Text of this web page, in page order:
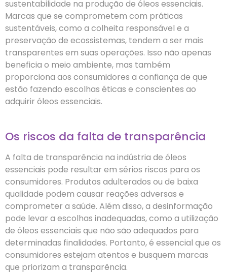
sustentabilidade na produção de óleos essenciais.
Marcas que se comprometem com práticas
sustentáveis, como a colheita responsável e a
preservação de ecossistemas, tendem a ser mais
transparentes em suas operações. Isso não apenas
beneficia o meio ambiente, mas também
proporciona aos consumidores a confiança de que
estão fazendo escolhas éticas e conscientes ao
adquirir óleos essenciais.
Os riscos da falta de transparência
A falta de transparência na indústria de óleos
essenciais pode resultar em sérios riscos para os
consumidores. Produtos adulterados ou de baixa
qualidade podem causar reações adversas e
comprometer a saúde. Além disso, a desinformação
pode levar a escolhas inadequadas, como a utilização
de óleos essenciais que não são adequados para
determinadas finalidades. Portanto, é essencial que os
consumidores estejam atentos e busquem marcas
que priorizam a transparência.